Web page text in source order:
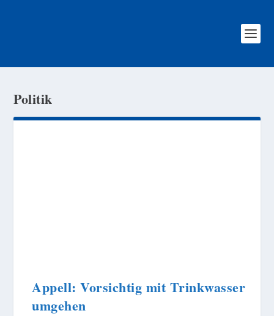
Politik
Appell: Vorsichtig mit Trinkwasser
umgehen